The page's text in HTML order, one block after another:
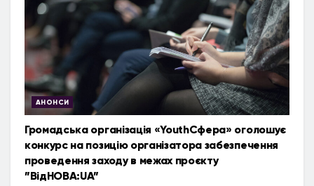
АНОНСИ
Громадська організація «YouthСфера» оголошує
конкурс на позицію організатора забезпечення
проведення заходу в межах проєкту
”ВідНОВА:UA”